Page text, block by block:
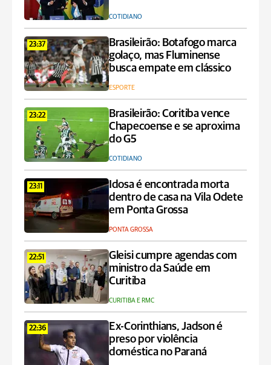
COTIDIANO
23:37
Brasileirão: Botafogo marca
golaço, mas Fluminense
busca empate em clássico
ESPORTE
23:22
Brasileirão: Coritiba vence
Chapecoense e se aproxima
do G5
COTIDIANO
23:11
Idosa é encontrada morta
dentro de casa na Vila Odete
em Ponta Grossa
PONTA GROSSA
22:51
Gleisi cumpre agendas com
ministro da Saúde em
Curitiba
CURITIBA E RMC
22:36
Ex-Corinthians, Jadson é
preso por violência
doméstica no Paraná